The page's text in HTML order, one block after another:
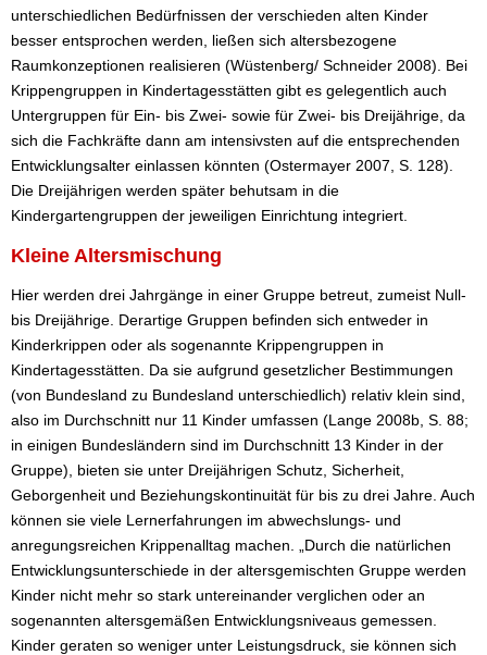
unterschiedlichen Bedürfnissen der verschieden alten Kinder
besser entsprochen werden, ließen sich altersbezogene
Raumkonzeptionen realisieren (Wüstenberg/ Schneider 2008). Bei
Krippengruppen in Kindertagesstätten gibt es gelegentlich auch
Untergruppen für Ein- bis Zwei- sowie für Zwei- bis Dreijährige, da
sich die Fachkräfte dann am intensivsten auf die entsprechenden
Entwicklungsalter einlassen könnten (Ostermayer 2007, S. 128).
Die Dreijährigen werden später behutsam in die
Kindergartengruppen der jeweiligen Einrichtung integriert.
Kleine Altersmischung
Hier werden drei Jahrgänge in einer Gruppe betreut, zumeist Null-
bis Dreijährige. Derartige Gruppen befinden sich entweder in
Kinderkrippen oder als sogenannte Krippengruppen in
Kindertagesstätten. Da sie aufgrund gesetzlicher Bestimmungen
(von Bundesland zu Bundesland unterschiedlich) relativ klein sind,
also im Durchschnitt nur 11 Kinder umfassen (Lange 2008b, S. 88;
in einigen Bundesländern sind im Durchschnitt 13 Kinder in der
Gruppe), bieten sie unter Dreijährigen Schutz, Sicherheit,
Geborgenheit und Beziehungskontinuität für bis zu drei Jahre. Auch
können sie viele Lernerfahrungen im abwechslungs- und
anregungsreichen Krippenalltag machen. „Durch die natürlichen
Entwicklungsunterschiede in der altersgemischten Gruppe werden
Kinder nicht mehr so stark untereinander verglichen oder an
sogenannten altersgemäßen Entwicklungsniveaus gemessen.
Kinder geraten so weniger unter Leistungsdruck, sie können sich